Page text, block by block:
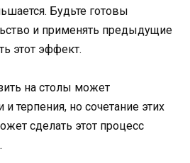
Будьте готовы
и применять предыдущие
этот эффект.
на столы может
терпения, но сочетание этих
сделать этот процесс